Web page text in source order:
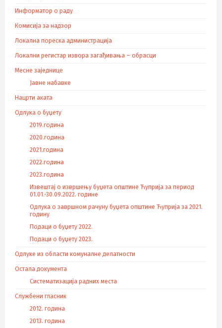
Информатор о раду
Комисија за надзор
Локална пореска администрација
Локални регистар извора загађивања – обрасци
Месне заједнице
Јавне набавке
Нацрти аката
Одлука о буџету
2019.година
2020.година
2021.година
2022.година
2023.година
Извештај о извршењу буџета општине Ћуприја за период
01.01.-30.09.2022. године
Одлука о завршном рачуну буџета општине Ћуприја за 2021.
годину
Подаци о буџету 2022.
Подаци о буџету 2023.
Одлуке из области комуналне делатности
Остала документа
Систематизација радних места
Службени гласник
2012. година
2013. година